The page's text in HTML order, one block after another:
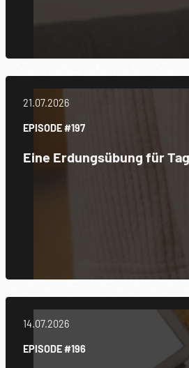
21.07.2026
EPISODE #197
Eine Erdungsübung für
14.07.2026
EPISODE #196